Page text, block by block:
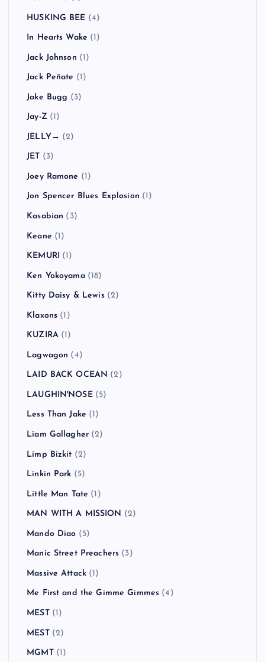
HUSKING BEE (4)
In Hearts Wake (1)
Jack Johnson (1)
Jack Peñate (1)
Jake Bugg (3)
Jay-Z(1)
JELLY→ (2)
JET (3)
Joey Ramone (1)
Jon Spencer Blues Explosion (1)
Kasabian (3)
Keane (1)
KEMURI (1)
Ken Yokoyama(18)
Kitty Daisy & Lewis(2)
Klaxons (1)
KUZIRA(1)
Lagwagon (4)
LAID BACK OCEAN (2)
LAUGHIN'NOSE(5)
Less Than Jake (1)
Liam Gallagher (2)
Limp Bizkit (2)
Linkin Park (5)
Little Man Tate (1)
MAN WITH A MISSION (2)
Mando Diao (5)
Manic Street Preachers (3)
Massive Attack (1)
Me First and the Gimme Gimmes (4)
MEST(1)
MEST(2)
MGMT(1)